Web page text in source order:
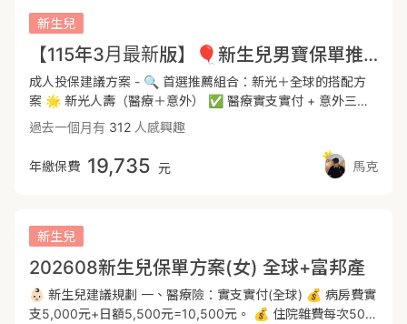
輔，在確定罹癌後直接一整筆給付，可以選擇最好的治療方
式。 ----------------------------------------------------------
--------------------------------------------------------- 🔎投
保注意事項 #寶寶出生週數需滿37週 #寶寶體重需足2500公
克 #早產寶寶或體重不足各保險公司會有不同的延後投保規則
喔! ------------------------------------------------------------
------------------------------------------------------- 🔎新生
務討論好投保內容，家人先討論好寶寶名字，出生後可直接報
戶口 ✏️寶寶出生後2天內： 會完成新生兒21項公費篩檢 (建議
告(約7~10天)出來前完成投保，篩檢項目就會在保單的保障範
圍內喔！ ．
邦-十全兒童"取代) 在寶寶探索世界階段提供高額燒燙傷與意
外失能保障 👆以上是基本的罐頭保單內容 ，最終方案還是要
根據實際需求與預算下去作調整 ------------------------------
----------------------------------------------------------------
---------------------------------- ✨規劃新生兒保障注意事項
新生兒保單 ✔️諮詢業務後思考預算及需求，並規畫出初步保
單方案 2️⃣出生48hr內 ✔️接受公費補助的21項先天代謝異常疾
病檢查，檢查結果一般會在2週內出來！ ✔️其他自費檢查可以
保 ✔️若篩檢報告結果有異常，可能影響到寶寶的投保內容及
權益 👶寶寶體況標準 出生週數需達37週及體重滿2500克以
上，若週數或是體重稍微不足，到時候再跟信任業務好好討論
配套措施
對客戶來說，代表的是更穩的公司、更完整的保障、還有未來
制，表示進行更新的手術療程可以更具彈性（微創手術／達文
西手術／海伏刀可以不受限制） 在年度的理賠額度跟次數沒有
限制，並且每次住院有額外住院慰問金。 ⚠️門診依2-2-7\3-3-
4-3限制按照附表。 簡易來說就是衛福部健保支付規定的標準
第二部第二章第七節， 如果保險條款當中手術的定義有內含於
此，基本上理賠範圍依據這個標準。 2-2-7手術定義範圍：大
部分需要開刀、麻醉、縫合。 3-3-4-3牙科下顎範圍等手術。
論區， 找到PanPan保險福潘達你想要解答的疑問都歡迎提
出，我會竭力解答！
新生兒
【115年3月最新版】🎈新生兒男寶保單推薦🎈(新光+全球) 完整方案
成人投保建議方案 - 🔍 首選推薦組合：新光＋全球的搭配方
案 🌟 新光人壽（醫療＋意外） ✅ 醫療實支實付 + 意外三寶
🔸(新光醫療實支👉住院手術無2-2-7限制，無年度理賠總額上
限） 💎 優勢重點：（多了住院慰問金、可當第二間實支) ➕
🌟 全球人壽（癌症＋重大傷病＋日額手術） ✅ 癌症一次金＋
重大傷病一次金+日額型手術保障 💎 優勢重點：（重大傷病條
過去一個月有 312 人感興趣
年繳保費 19,735 元 馬克
新生兒
202608新生兒保單方案(女) 全球+富邦產
👶🏻 新生兒建議規劃 一、醫療險：實支實付(全球) 💰 病房費實
支5,000元+日額5,500元=10,500元。 💰 住院雜費每次50萬